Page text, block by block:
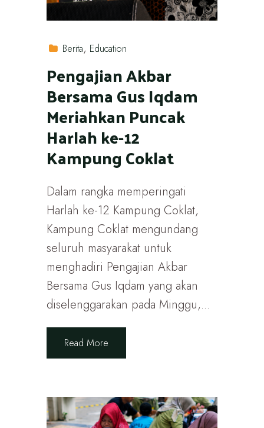
Berita Education
Pengajian Akbar
Bersama Gus Iqdam
Meriahkan Puncak
Harlah ke-12
Kampung Coklat
Dalam rangka memperingati
Harlah ke-12 Kampung Coklat,
Kampung Coklat mengundang
seluruh masyarakat untuk
menghadiri Pengajian Akbar
Bersama Gus Iqdam yang akan
diselenggarakan pada Minggu,...
Read More